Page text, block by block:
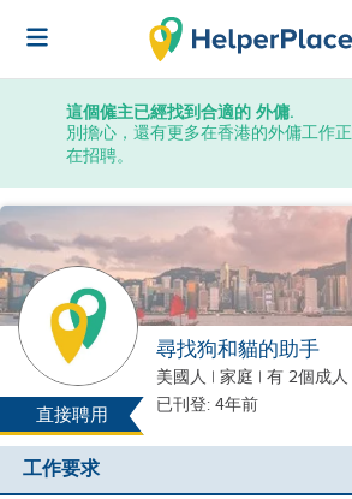
這個僱主已經找到合適的 外傭.
別擔心，還有更多在香港的外傭工作正
在招聘。
直接聘用
尋找狗和貓的助手
美國人 | 家庭 | 有 2個成人
已刊登: 4年前
工作要求